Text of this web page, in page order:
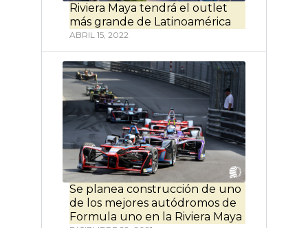
Riviera Maya tendrá el outlet
más grande de Latinoamérica
ABRIL 15, 2022
Se planea construcción de uno
de los mejores autódromos de
Formula uno en la Riviera Maya